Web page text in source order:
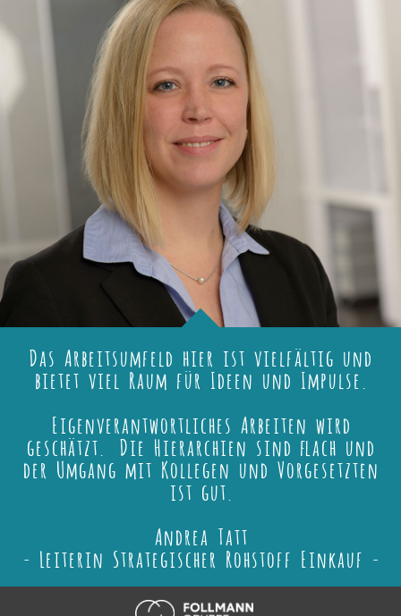
Das Arbeitsumfeld hier ist vielfältig und
bietet viel Raum für Ideen und Impulse.
Eigenverantwortliches Arbeiten wird
geschätzt. Die Hierarchien sind flach und
der Umgang mit Kollegen und Vorgesetzten
ist gut.
Andrea Tatt
- Leiterin Strategischer Rohstoff Einkauf -